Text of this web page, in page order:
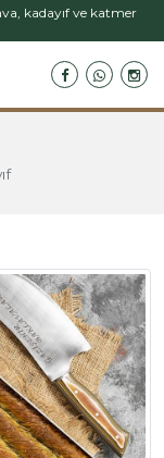
kadayıf ve katmer